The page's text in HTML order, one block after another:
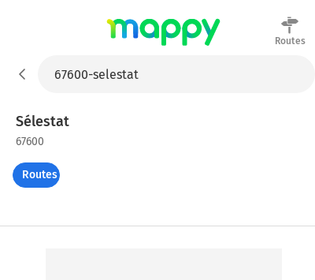
Routes
Sélestat
67600
Routes